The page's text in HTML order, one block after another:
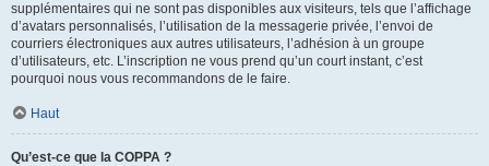
supplémentaires qui ne sont pas disponibles aux visiteurs, tels que l’affichage
d’avatars personnalisés, l’utilisation de la messagerie privée, l’envoi de
courriers électroniques aux autres utilisateurs, l’adhésion à un groupe
d’utilisateurs, etc. L’inscription ne vous prend qu’un court instant, c’est
pourquoi nous vous recommandons de le faire.
Haut
Qu’est-ce que la COPPA ?